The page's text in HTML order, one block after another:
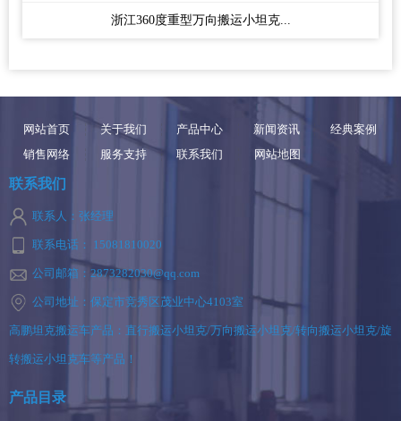
浙江360度重型万向搬运小坦克...
网站首页 关于我们 产品中心 新闻资讯
经典案例
销售网络
服务支持 联系我们 网站地图
联系我们
联系人：张经理
联系电话： 15081810020
公司邮箱：2873282030@qq.com
公司地址：保定市竞秀区茂业中心4103室
高鹏坦克搬运车产品：直行搬运小坦克/万向搬运小坦克/转向搬运小坦克/旋
转搬运小坦克车等产品！
产品目录